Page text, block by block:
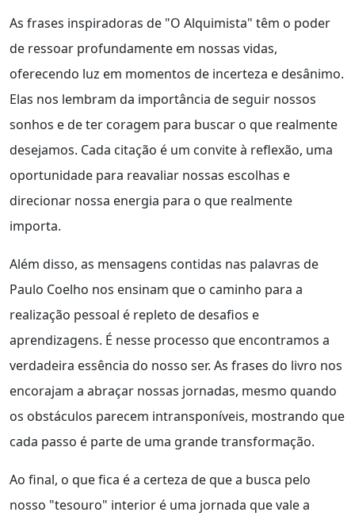
As frases inspiradoras de "O Alquimista" têm o poder
de ressoar profundamente em nossas vidas,
oferecendo luz em momentos de incerteza e desânimo.
Elas nos lembram da importância de seguir nossos
sonhos e de ter coragem para buscar o que realmente
desejamos. Cada citação é um convite à reflexão, uma
oportunidade para reavaliar nossas escolhas e
direcionar nossa energia para o que realmente
importa.
Além disso, as mensagens contidas nas palavras de
Paulo Coelho nos ensinam que o caminho para a
realização pessoal é repleto de desafios e
aprendizagens. É nesse processo que encontramos a
verdadeira essência do nosso ser. As frases do livro nos
encorajam a abraçar nossas jornadas, mesmo quando
os obstáculos parecem intransponíveis, mostrando que
cada passo é parte de uma grande transformação.
Ao final, o que fica é a certeza de que a busca pelo
nosso "tesouro" interior é uma jornada que vale a